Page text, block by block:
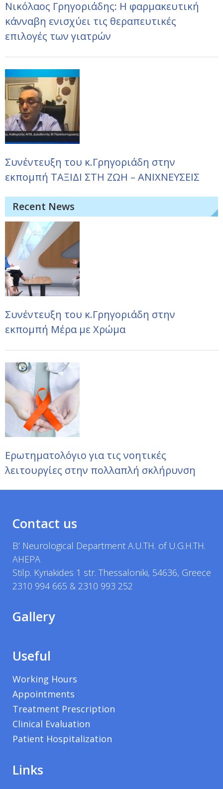
Νικόλαος Γρηγοριάδης: Η φαρμακευτική
κάνναβη ενισχύει τις θεραπευτικές
επιλογές των γιατρών
Συνέντευξη του κ.Γρηγοριάδη στην
εκπομπή ΤΑΞΙΔΙ ΣΤΗ ΖΩΗ – ΑΝΙΧΝΕΥΣΕΙΣ
Recent News
Συνέντευξη του κ.Γρηγοριάδη στην
εκπομπή Μέρα με Χρώμα
Ερωτηματολόγιο για τις νοητικές
λειτουργίες στην πολλαπλή σκλήρυνση
Contact us
B’ Neurological Department A.U.TH. of U.G.H.TH.
AHEPA
Stilp. Kyriakides 1 str. Thessaloniki, 54636, Greece
2310 994 665 & 2310 993 252
Gallery
Useful
Working Hours
Appointments
Treatment Prescription
Clinical Evaluation
Patient Hospitalization
Links